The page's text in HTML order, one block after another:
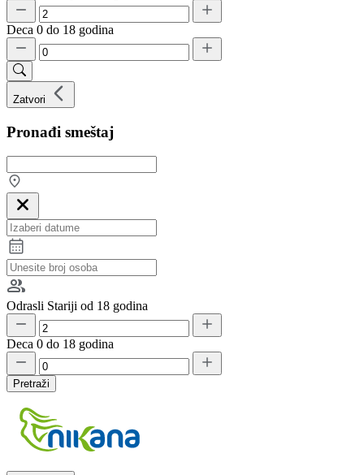
Deca 0 do 18 godina
Zatvori
Pronađi smeštaj
Odrasli Stariji od 18 godina
Deca 0 do 18 godina
Pretraži